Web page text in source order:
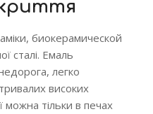
биокерамической
сталі. Емаль
легко
високих
можна тільки в печах